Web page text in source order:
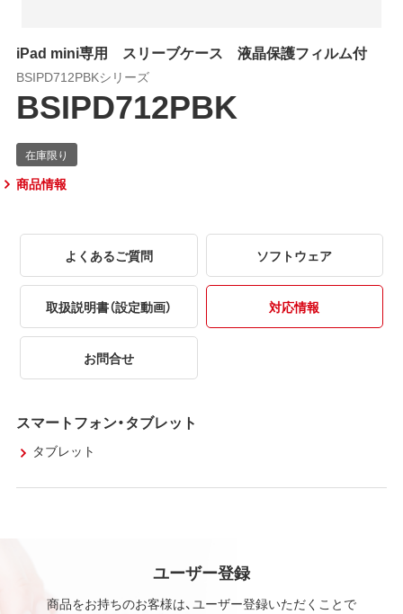
iPad mini専用 スリーブケース 液晶保護フィルム付
BSIPD712PBKシリーズ
BSIPD712PBK
商品情報
よくあるご質問 ソフトウェア
取扱説明書（設定動画） 対応情報
お問合せ
スマートフォン・タブレット
タブレット
ユーザー登録
商品をお持ちのお客様は、ユーザー登録いただくことで